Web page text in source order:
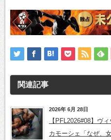
関連記事
2026年 6月 28日
【PFL2026#08】ヴ
カモーシェ「なぜ、